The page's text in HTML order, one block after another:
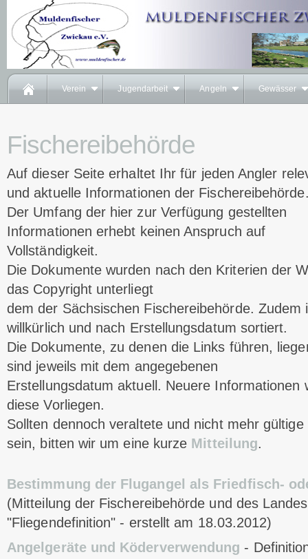
Verein Jugendarbeit Angeln Gewässer
Fischereibehörde
Auf dieser Seite erhaltet Ihr für jeden Angler
und aktuelle Informationen der
Der Umfang der hier zur Verfügung gestellten
Informationen erhebt keinen Anspruch auf
Vollständigkeit.
Die Dokumente wurden nach den Kriterien der
das Copyright unterliegt
dem der Sächsischen Fischereibehörde. Zudem
willkürlich und nach Erstellungsdatum sortiert.
Die Dokumente, zu denen die Links führen,
sind jeweils mit dem angegebenen
Erstellungsdatum aktuell. Neuere Informationen
diese Vorliegen.
Sollten dennoch veraltete und nicht mehr
sein, bitten wir um eine kurze Mitteilung.
Bestimmung der Flugangel als Friedfisch-
(Mitteilung der Fischereibehörde und des
"Fliegendefinition" - erstellt am 18.03.2012)
Angelgeräte und Köderverwendung -